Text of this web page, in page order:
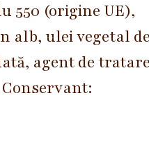
550 (origine UE),
alb, ulei vegetal de
agent de tratare